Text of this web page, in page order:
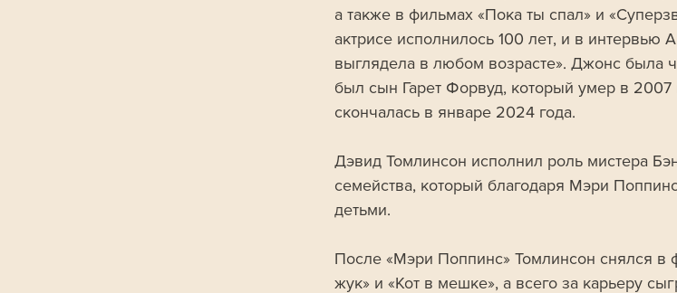
а также в фильмах «Пока ты спал» и
актрисе исполнилось 100 лет, и в интервью
выглядела в любом возрасте». Джонс была
был сын Гарет Форвуд, который умер в 2007
скончалась в январе 2024 года.
Дэвид Томлинсон исполнил роль мистера
семейства, который благодаря Мэри
детьми.
После «Мэри Поппинс» Томлинсон снялся
жук» и «Кот в мешке», а всего за карьеру